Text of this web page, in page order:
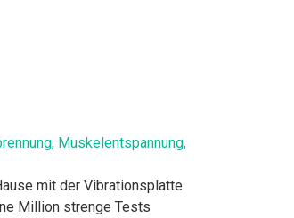
Muskelentspannung,
mit der Vibrationsplatte
Million strenge Tests